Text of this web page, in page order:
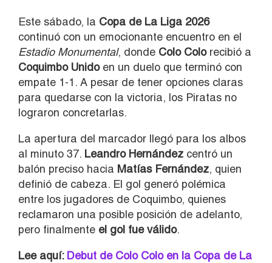
Este sábado, la Copa de La Liga 2026
continuó con un emocionante encuentro en el
Estadio Monumental, donde Colo Colorecibió a
Coquimbo Unidoen un duelo que terminó con
empate 1-1. A pesar de tener opciones claras
para quedarse con la victoria, los Piratas no
lograron concretarlas.
La apertura del marcador llegó para los albos
al minuto 37. Leandro Hernández centró un
balón preciso hacia Matías Fernández, quien
definió de cabeza. El gol generó polémica
entre los jugadores de Coquimbo, quienes
reclamaron una posible posición de adelanto,
pero finalmente el gol fue válido.
Lee aquí:Debut de Colo Colo en la Copa de La